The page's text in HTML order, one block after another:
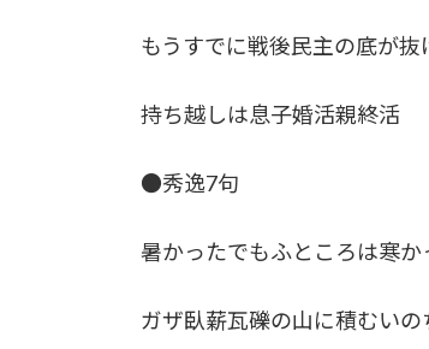
もうすでに戦後民主の底が
持ち越しは息子婚活
●秀逸7句
暑かったでもふところは寒
ガザ臥薪瓦礫の山に積